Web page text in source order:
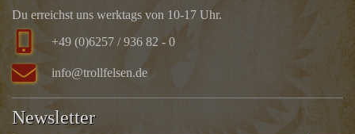
Du erreichst uns werktags von 10-17 Uhr.
+49 (0)6257 / 936 82 - 0
info@trollfelsen.de
Newsletter